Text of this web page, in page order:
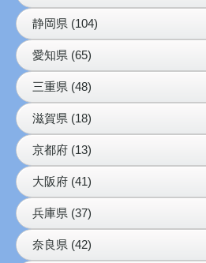
静岡県 (104)
愛知県 (65)
三重県 (48)
滋賀県 (18)
京都府 (13)
大阪府 (41)
兵庫県 (37)
奈良県 (42)